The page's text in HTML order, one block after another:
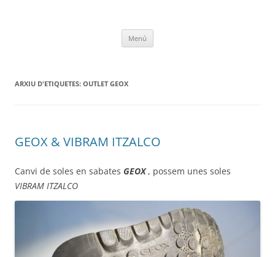
Menú
ARXIU D'ETIQUETES: OUTLET GEOX
GEOX & VIBRAM ITZALCO
Canvi de soles en sabates GEOX, possem unes soles
VIBRAM ITZALCO